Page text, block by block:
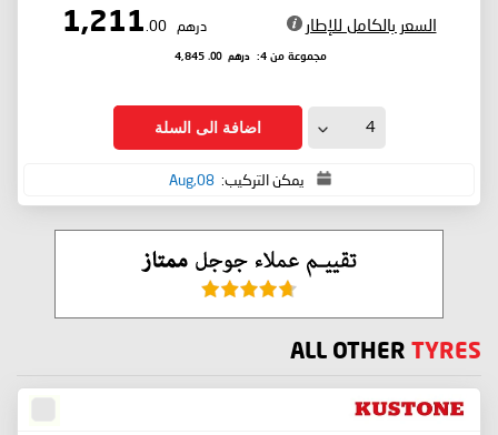
السعر بالكامل للإطار درهم 1,211
.00
مجموعة من 4: درهم 4,845
.00
اضافة الى السلة
يمكن التركيب: 08,Aug
ALL OTHER TYRES